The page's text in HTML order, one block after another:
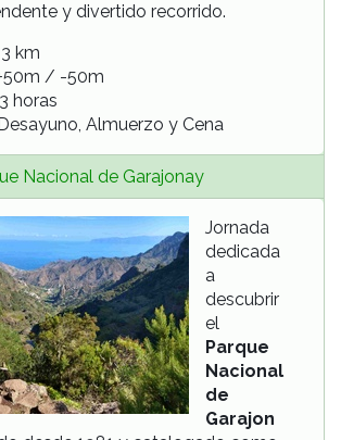
y divertido recorrido.
km
/ -50m
horas
Almuerzo y Cena
Nacional de Garajonay
Jornada
dedicada
a
descubrir
el
Parque
Nacional
de
Garajon